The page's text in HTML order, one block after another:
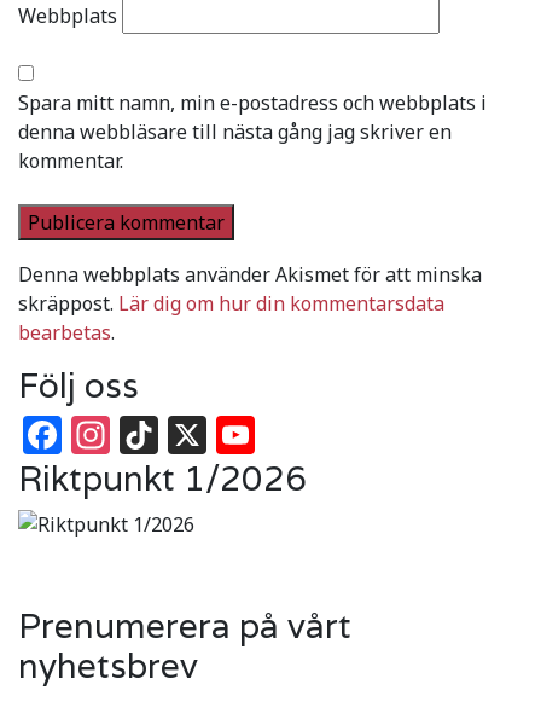
Webbplats
Spara mitt namn, min e-postadress och webbplats i
denna webbläsare till nästa gång jag skriver en
kommentar.
Denna webbplats använder Akismet för att minska
skräppost. Lär dig om hur din kommentarsdata
bearbetas.
Följ oss
Facebook
Instagram
TikTok
X
Riktpunkt 1/2026
Prenumerera på vårt
nyhetsbrev